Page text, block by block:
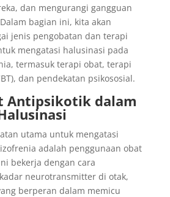
dan mengurangi gangguan
bagian ini, kita akan
jenis pengobatan dan terapi
mengatasi halusinasi pada
termasuk terapi obat, terapi
dan pendekatan psikososial.
Antipsikotik dalam
utama untuk mengatasi
adalah penggunaan obat
bekerja dengan cara
neurotransmitter di otak,
berperan dalam memicu